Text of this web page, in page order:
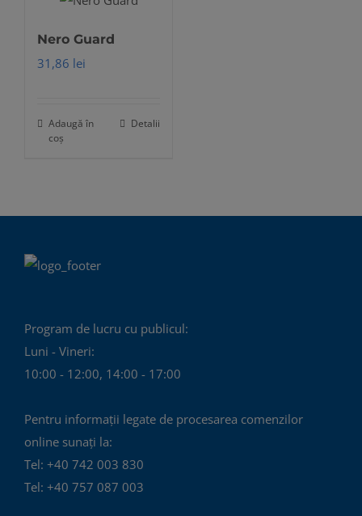
Nero Guard
31,86 lei
Adaugă în
coș
Detalii
Program de lucru cu publicul:
Luni - Vineri:
10:00 - 12:00, 14:00 - 17:00
Pentru informații legate de procesarea comenzilor
online sunați la:
Tel: +40 742 003 830
Tel: +40 757 087 003